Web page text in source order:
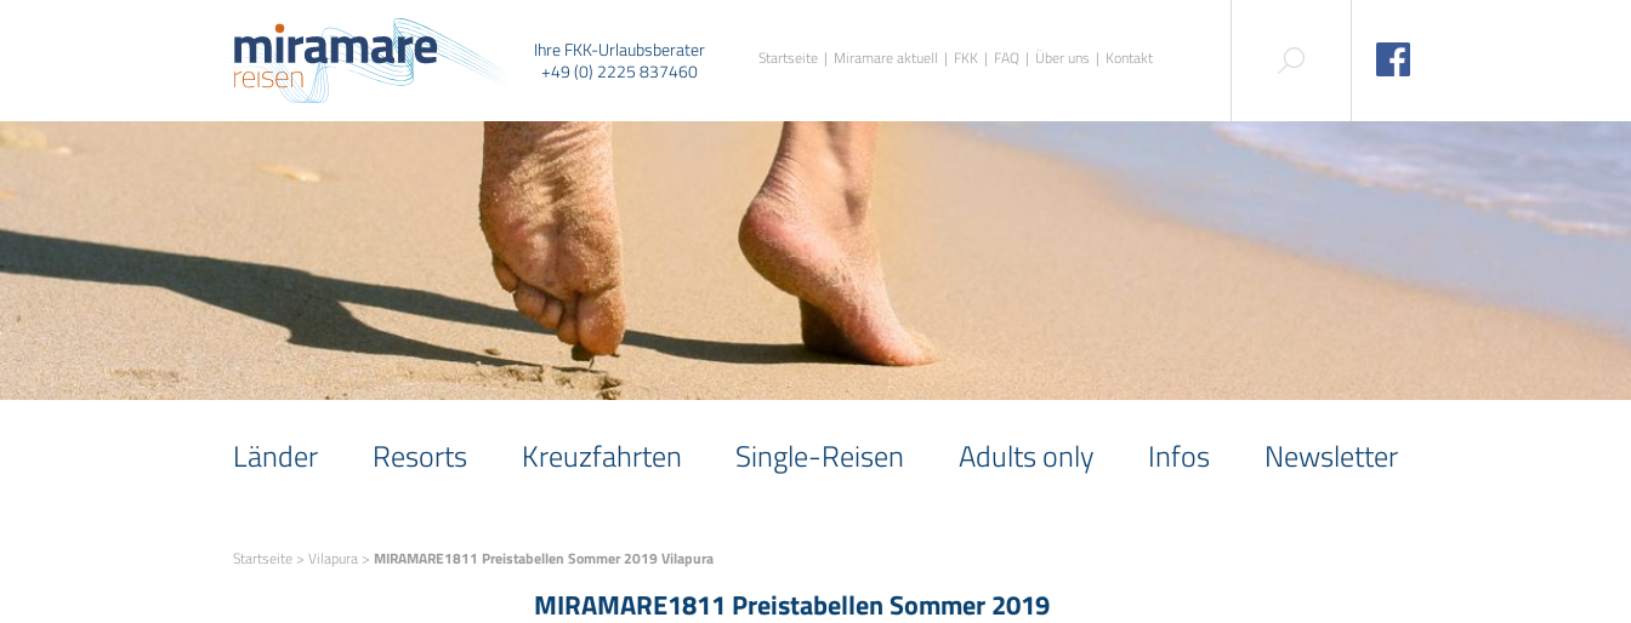
Ihre FKK-Urlaubsberater
+49 (0) 2225 837460
Startseite Miramare aktuell FKK FAQ Über uns Kontakt
Länder Resorts Kreuzfahrten Single-Reisen Adults only Infos Newsletter
Startseite > Vilapura > MIRAMARE1811 Preistabellen Sommer 2019 Vilapura
MIRAMARE1811 Preistabellen Sommer 2019